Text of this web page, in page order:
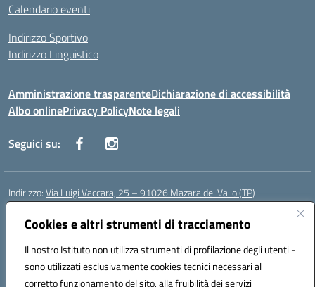
Cookies e altri strumenti di tracciamento
Il nostro Istituto non utilizza strumenti di profilazione degli utenti -
sono utilizzati esclusivamente cookies tecnici necessari al
corretto funzionamento del sito, alla fruibilità dei servizi
Calendario eventi
Indirizzo Sportivo
Indirizzo Linguistico
Amministrazione trasparenteDichiarazione di accessibilità
Albo onlinePrivacy PolicyNote legali
Seguici su:
Indirizzo:Via Luigi Vaccara, 25 – 91026 Mazara del Vallo (TP)
Centralino:
Posta elettronica certificata (PEC):tpic843007@pec.istruzione.it
Codice fiscale: 91036660818
Codice meccanografico:tpic843007
Codice Indice delle Pubbliche Amministrazioni (IPA): icggp